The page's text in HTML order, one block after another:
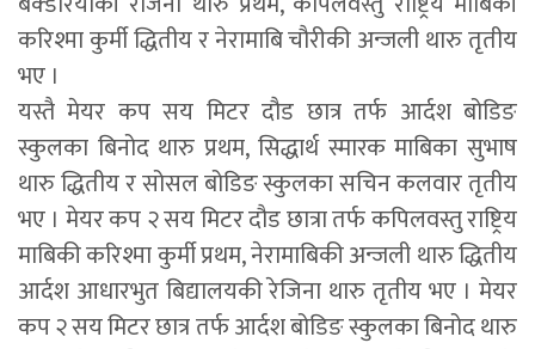
करिश्मा कुर्मी द्धितीय र नेरामाबि चौरीकी अन्जली थारु तृतीय
भए ।
यस्तै मेयर कप सय मिटर दौड छात्र तर्फ आर्दश बोडिङ
स्कुलका बिनोद थारु प्रथम, सिद्धार्थ स्मारक माबिका सुभाष
थारु द्धितीय र सोसल बोडिङ स्कुलका सचिन कलवार तृतीय
भए । मेयर कप २ सय मिटर दौड छात्रा तर्फ कपिलवस्तु राष्ट्रिय
माबिकी करिश्मा कुर्मी प्रथम, नेरामाबिकी अन्जली थारु द्धितीय
आर्दश आधारभुत बिद्यालयकी रेजिना थारु तृतीय भए । मेयर
कप २ सय मिटर छात्र तर्फ आर्दश बोडिङ स्कुलका बिनोद थारु